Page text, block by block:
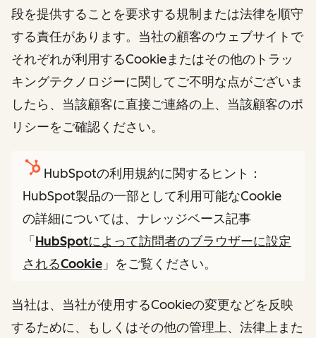
段を提供することを要求する規制または法律を順守
する責任があります。当社の顧客のウェブサイトで
それぞれが利用するCookieまたはその他のトラッ
キングテクノロジーに関してご不明な点がございま
したら、当該顧客に直接ご連絡の上、当該顧客のポ
リシーをご確認ください。
HubSpotの利用規約に関するヒント：
HubSpot製品の一部として利用可能なCookie
の詳細については、ナレッジベース記事
「 HubSpotによって訪問者のブラウザーに設定
されるCookie 」をご覧ください。
当社は、当社が使用するCookieの変更などを反映
するために、もしくはその他の管理上、法律上また